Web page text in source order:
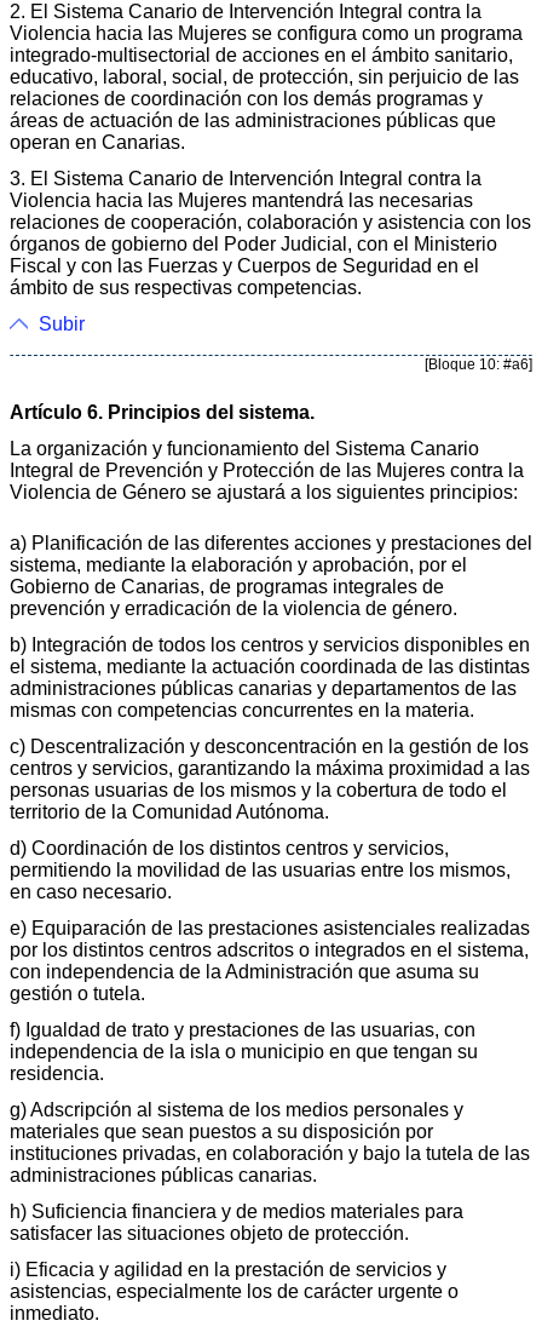
2. El Sistema Canario de Intervención Integral contra la
Violencia hacia las Mujeres se configura como un programa
integrado-multisectorial de acciones en el ámbito sanitario,
educativo, laboral, social, de protección, sin perjuicio de las
relaciones de coordinación con los demás programas y
áreas de actuación de las administraciones públicas que
operan en Canarias.
3. El Sistema Canario de Intervención Integral contra la
Violencia hacia las Mujeres mantendrá las necesarias
relaciones de cooperación, colaboración y asistencia con los
órganos de gobierno del Poder Judicial, con el Ministerio
Fiscal y con las Fuerzas y Cuerpos de Seguridad en el
ámbito de sus respectivas competencias.
Subir
[Bloque 10: #a6]
Artículo 6. Principios del sistema.
La organización y funcionamiento del Sistema Canario
Integral de Prevención y Protección de las Mujeres contra la
Violencia de Género se ajustará a los siguientes principios:
a) Planificación de las diferentes acciones y prestaciones del
sistema, mediante la elaboración y aprobación, por el
Gobierno de Canarias, de programas integrales de
prevención y erradicación de la violencia de género.
b) Integración de todos los centros y servicios disponibles en
el sistema, mediante la actuación coordinada de las distintas
administraciones públicas canarias y departamentos de las
mismas con competencias concurrentes en la materia.
c) Descentralización y desconcentración en la gestión de los
centros y servicios, garantizando la máxima proximidad a las
personas usuarias de los mismos y la cobertura de todo el
territorio de la Comunidad Autónoma.
d) Coordinación de los distintos centros y servicios,
permitiendo la movilidad de las usuarias entre los mismos,
en caso necesario.
e) Equiparación de las prestaciones asistenciales realizadas
por los distintos centros adscritos o integrados en el sistema,
con independencia de la Administración que asuma su
gestión o tutela.
f) Igualdad de trato y prestaciones de las usuarias, con
independencia de la isla o municipio en que tengan su
residencia.
g) Adscripción al sistema de los medios personales y
materiales que sean puestos a su disposición por
instituciones privadas, en colaboración y bajo la tutela de las
administraciones públicas canarias.
h) Suficiencia financiera y de medios materiales para
satisfacer las situaciones objeto de protección.
i) Eficacia y agilidad en la prestación de servicios y
asistencias, especialmente los de carácter urgente o
inmediato.